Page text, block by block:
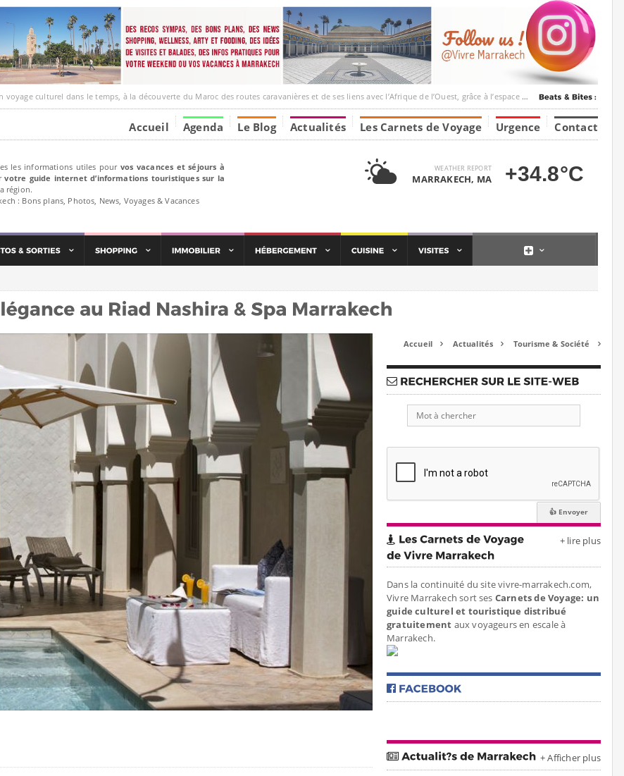
culturel dans le temps, à la découverte du Maroc des routes caravanières et de ses liens avec l’Afrique de l’Ouest, grâce à l’espace Marrakesh-Tumbuktu.
Accueil Agenda Le Blog Actualités Les Carnets de Voyage Urgence Contact
les informations utiles pour vos vacances et séjours à
votre guide internet d’informations touristiques sur la
région.
: Bons plans, Photos, News, Voyages & Vacances
WEATHER REPORT
MARRAKECH, MA +34.8°C
Accueil  Actualités  Tourisme & Société 
+ lire plus
Dans la continuité du site vivre-marrakech.com,
Vivre Marrakech sort ses Carnets de Voyage: un
guide culturel et touristique distribué
gratuitement aux voyageurs en escale à
Marrakech.
+ Afficher plus